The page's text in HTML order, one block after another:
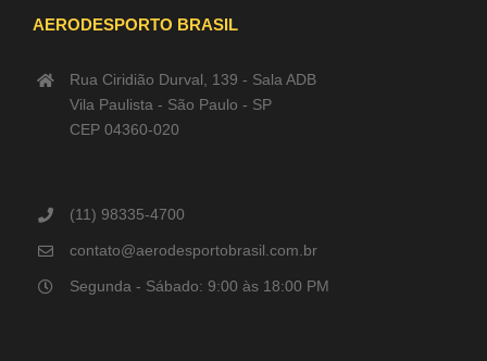
AERODESPORTO BRASIL
Rua Ciridião Durval, 139 - Sala ADB
Vila Paulista - São Paulo - SP
CEP 04360-020
(11) 98335-4700
contato@aerodesportobrasil.com.br
Segunda - Sábado: 9:00 às 18:00 PM